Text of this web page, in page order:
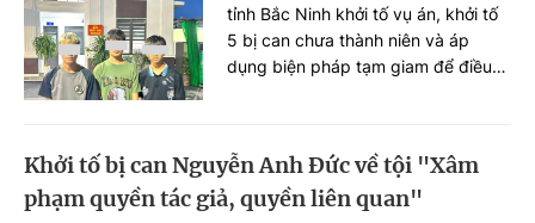
tỉnh Bắc Ninh khởi tố vụ án, khởi tố
5 bị can chưa thành niên và áp
dụng biện pháp tạm giam để điều
Khởi tố bị can Nguyễn Anh Đức về tội "Xâm
phạm quyền tác giả, quyền liên quan"